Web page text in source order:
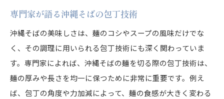
専門家が語る沖縄そばの包丁技術
沖縄そばの美味しさは、麺のコシやスープの風味だけでな
く、その調理に用いられる包丁技術にも深く関わっていま
す。専門家によれば、沖縄そばの麺を切る際の包丁技術は、
麺の厚みや長さを均一に保つために非常に重要です。例え
ば、包丁の角度や力加減によって、麺の食感が大きく変わる